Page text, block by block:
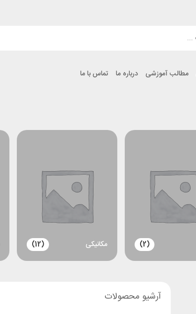
مطالب آموزشی درباره ما تماس با ما
(2) مکانیکی (12)
آرشیو محصولات